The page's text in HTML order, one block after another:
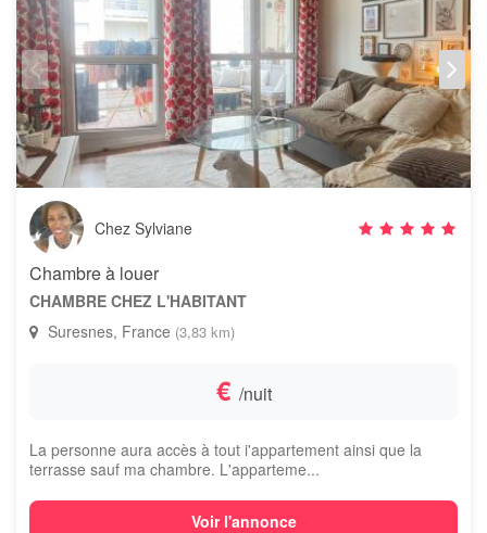
Chez Sylviane
Chambre à louer
CHAMBRE CHEZ L'HABITANT
Suresnes, France (3,83 km)
€ /nuit
La personne aura accès à tout i'appartement ainsi que la
terrasse sauf ma chambre. L'apparteme...
Voir l'annonce